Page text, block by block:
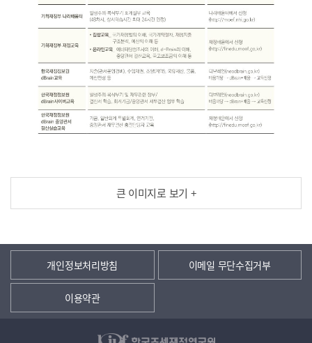
큰 이미지로 보기 +
개인정보처리방침 이메일 무단수집거부
이용약관